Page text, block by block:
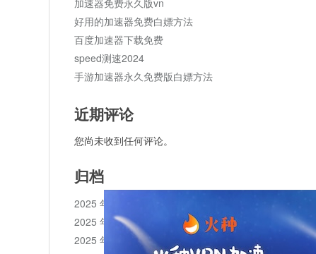
加速器免费永久版vn
好用的加速器免费白嫖方法
百度加速器下载免费
speed测速2024
手游加速器永久免费版白嫖方法
近期评论
您尚未收到任何评论。
归档
2025 年 11 月
2025 年 10 月
2025 年 1 月